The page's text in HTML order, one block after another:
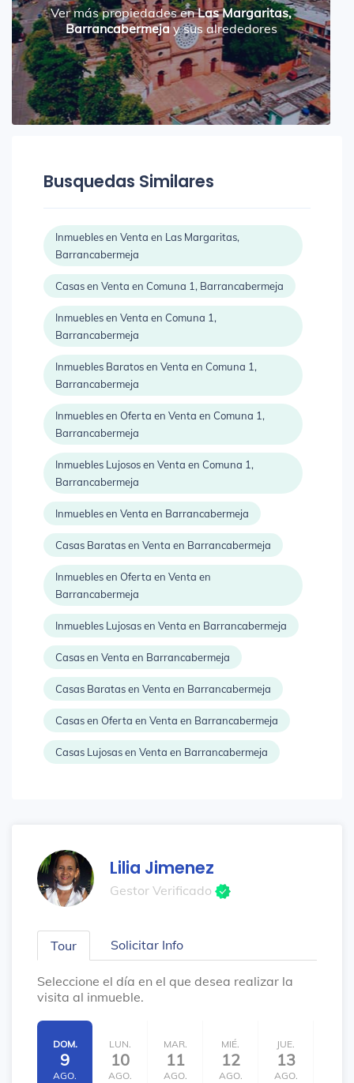
Ver más propiedades enLas Margaritas,
Barrancabermejay sus alrededores
Busquedas Similares
Inmuebles en Venta en Las Margaritas,
Barrancabermeja
Casas en Venta en Comuna 1, Barrancabermeja
Inmuebles en Venta en Comuna 1,
Barrancabermeja
Inmuebles Baratos en Venta en Comuna 1,
Barrancabermeja
Inmuebles en Oferta en Venta en Comuna 1,
Barrancabermeja
Inmuebles Lujosos en Venta en Comuna 1,
Barrancabermeja
Inmuebles en Venta en Barrancabermeja
Casas Baratas en Venta en Barrancabermeja
Inmuebles en Oferta en Venta en
Barrancabermeja
Inmuebles Lujosas en Venta en Barrancabermeja
Casas en Venta en Barrancabermeja
Casas Baratas en Venta en Barrancabermeja
Casas en Oferta en Venta en Barrancabermeja
Casas Lujosas en Venta en Barrancabermeja
Lilia Jimenez
Gestor Verificado
Tour Solicitar Info
Seleccione el día en el que desea realizar la
visita al inmueble.
DOM.
9
AGO.
LUN.
10
AGO.
MAR.
11
AGO.
MIÉ.
12
AGO.
JUE.
13
AGO.